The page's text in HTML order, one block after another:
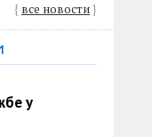
{ все новости}
у